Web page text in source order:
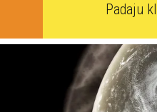
Padaju